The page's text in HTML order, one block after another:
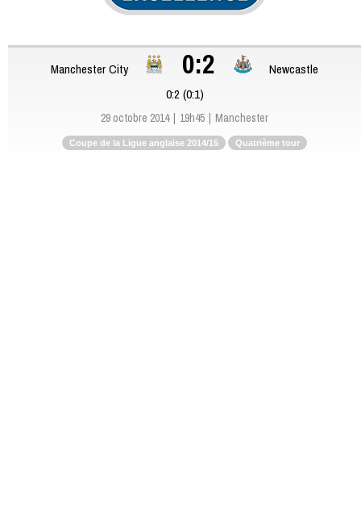
Manchester City 0:2
Newcastle
0:2 (0:1)
29 octobre 2014 19h45 Manchester
Coupe de la Ligue anglaise 2014/15 Quatrième tour